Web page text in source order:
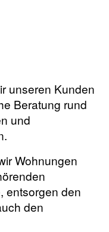
unseren Kunden
Beratung rund
und
Wohnungen
entsorgen den
den